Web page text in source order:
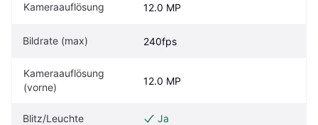
Kameraauflösung 12.0 MP
Bildrate (max) 240fps
Kameraauflösung
(vorne)
12.0 MP
Blitz/Leuchte Ja